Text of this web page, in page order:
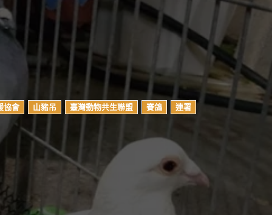
協會 山豬吊 臺灣動物共生聯盟 賽鴿 連署